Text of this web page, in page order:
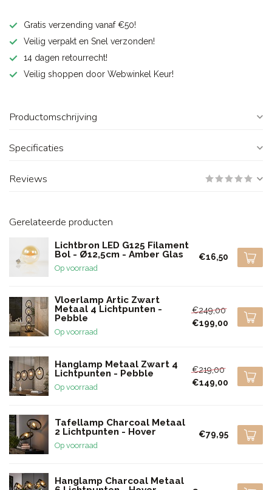
Gratis verzending vanaf €50!
Veilig verpakt en Snel verzonden!
14 dagen retourrecht!
Veilig shoppen door Webwinkel Keur!
Productomschrijving
Specificaties
Reviews
Gerelateerde producten
Lichtbron LED G125 Filament
Bol - Ø12,5cm - Amber Glas
Op voorraad
€16,50
Vloerlamp Artic Zwart
Metaal 4 Lichtpunten -
Pebble
Op voorraad
€249,00
€199,00
Hanglamp Metaal Zwart 4
Lichtpunten - Pebble
Op voorraad
€219,00
€149,00
Tafellamp Charcoal Metaal
2 Lichtpunten - Hover
Op voorraad
€79,95
Hanglamp Charcoal Metaal